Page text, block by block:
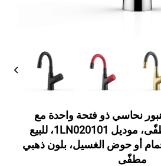
نحاسي ذو فتحة واحدة مع
تشطيب ذهبي مطفّى، موديل 1LN020101، للبيع
أو حوض الغسيل، بلون ذهبي
مطفّى